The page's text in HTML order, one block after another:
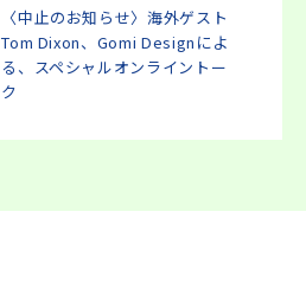
〈中止のお知らせ〉海外ゲスト
Tom Dixon、Gomi Designによ
る、スペシャルオンライントー
ク